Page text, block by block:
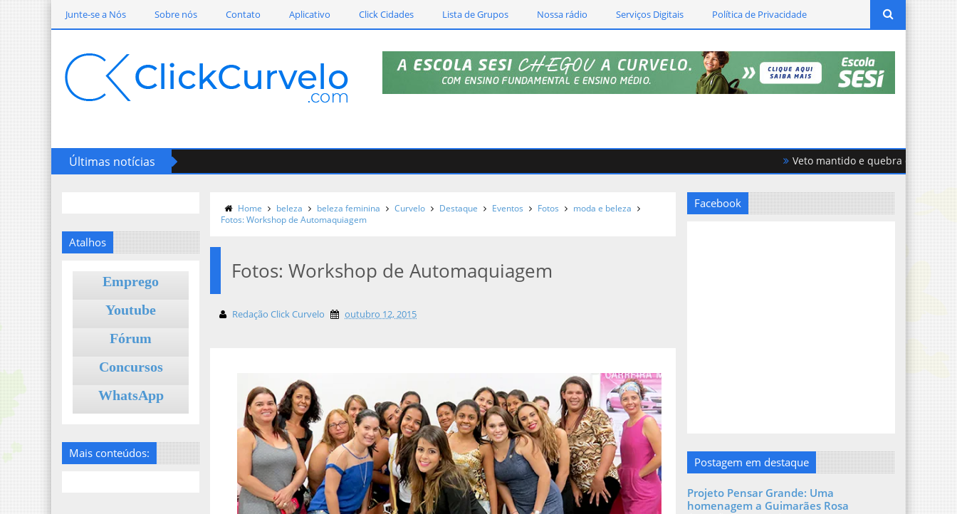
Junte-se a Nós Sobre nós Contato Aplicativo Click Cidades Lista de Grupos Nossa rádio Serviços Digitais Política de Privacidade
Últimas notícias Veto mantido e quebra de acordo
Atalhos
Emprego
Youtube
Fórum
Concursos
WhatsApp
Mais conteúdos:
Home beleza beleza feminina Curvelo Destaque Eventos Fotos
moda e beleza
Fotos: Workshop de Automaquiagem
Fotos: Workshop de Automaquiagem
Redação Click Curvelo outubro 12, 2015
Facebook
Postagem em destaque
Projeto Pensar Grande: Uma
homenagem a Guimarães Rosa